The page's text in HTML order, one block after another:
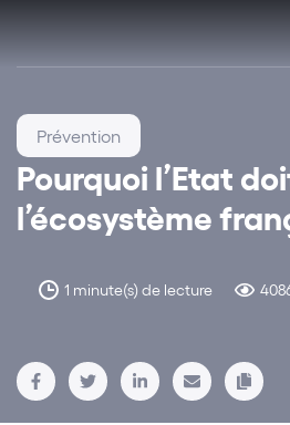
Pourquoi l’Etat
l’écosystème
1 minute(s) de lecture
Prévention